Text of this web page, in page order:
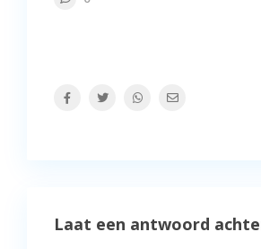
Laat een antwoord